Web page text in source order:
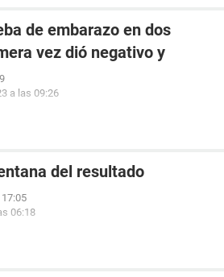
de embarazo en dos
vez dió negativo y
a las 09:26
del resultado
06:18